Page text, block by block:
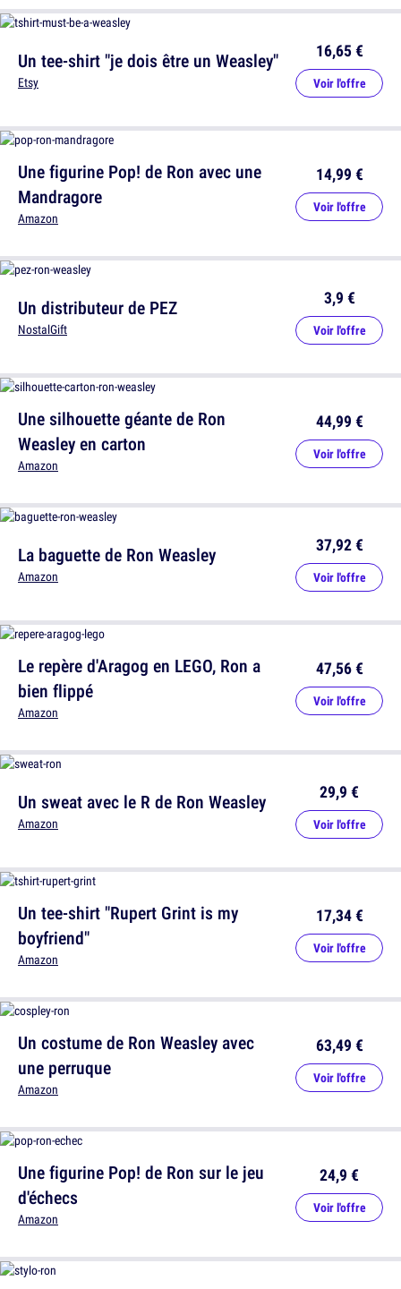
Un tee-shirt "je dois être un Weasley"
Etsy
16,65 €
Voir l'offre
Un distributeur de PEZ
NostalGift
3,9 €
Voir l'offre
La baguette de Ron Weasley
Amazon
37,92 €
Voir l'offre
Un sweat avec le R de Ron Weasley
Amazon
29,9 €
Voir l'offre
Un costume de Ron Weasley avec
une perruque
Amazon
63,49 €
Voir l'offre
Une figurine Pop! de Ron avec une
Mandragore
Amazon
14,99 €
Voir l'offre
Une silhouette géante de Ron
Weasley en carton
Amazon
44,99 €
Voir l'offre
Le repère d'Aragog en LEGO, Ron a
bien flippé
Amazon
47,56 €
Voir l'offre
Un tee-shirt "Rupert Grint is my
boyfriend"
Amazon
17,34 €
Voir l'offre
Une figurine Pop! de Ron sur le jeu
d'échecs
Amazon
24,9 €
Voir l'offre